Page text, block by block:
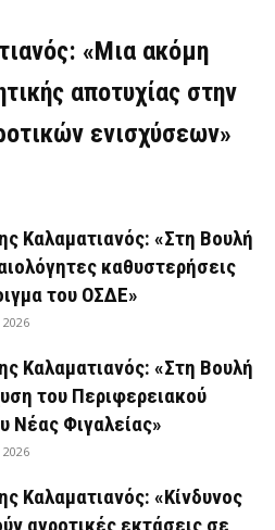
«Μια ακόμη
αποτυχίας στην
ενισχύσεων»
Καλαματιανός: «Στη Βουλή
καθυστερήσεις
του ΟΣΔΕ»
2026
Καλαματιανός: «Στη Βουλή
του Περιφερειακού
Νέας Φιγαλείας»
2026
Καλαματιανός: «Κίνδυνος